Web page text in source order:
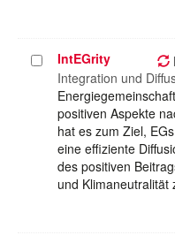
Projekt
auswählen
IntEGrity
Integration und
positiven Aspekte
hat es zum Ziel,
eine effiziente
des positiven
und